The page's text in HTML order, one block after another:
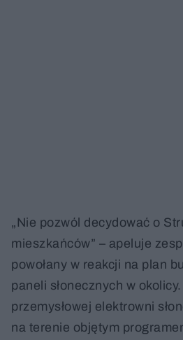
„Nie pozwól decydować o
mieszkańców” – apeluje
powołany w reakcji na plan
paneli słonecznych w
przemysłowej elektrowni
na terenie objętym